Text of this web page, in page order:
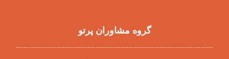
گروه مشاوران پرتو